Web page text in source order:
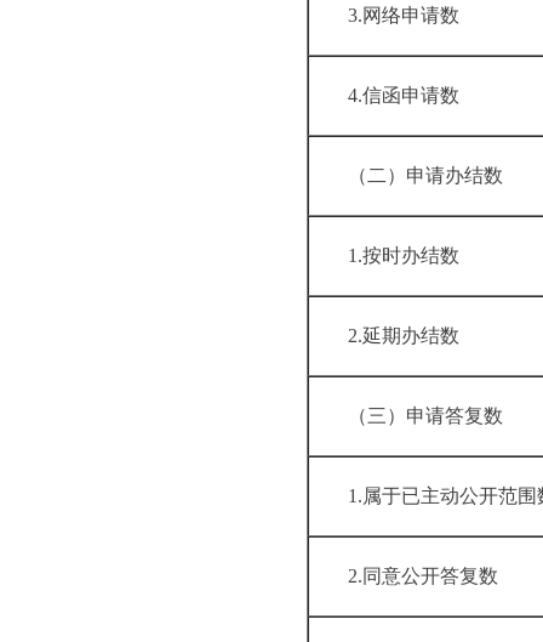
3.网络申请数
4.信函申请数
（二）申请办
1.按时办结数
2.延期办结数
（三）申请答
1.属于已主动公
2.同意公开答